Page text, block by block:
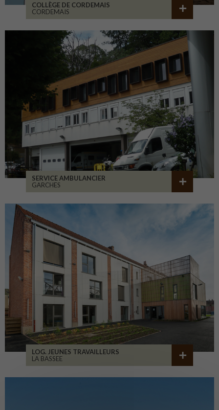
COLLÈGE DE CORDEMAIS
CORDEMAIS
SERVICE AMBULANCIER
GARCHES
LOG. JEUNES TRAVAILLEURS
LA BASSEE